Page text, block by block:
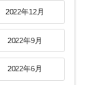
2022年12月
2022年9月
2022年6月